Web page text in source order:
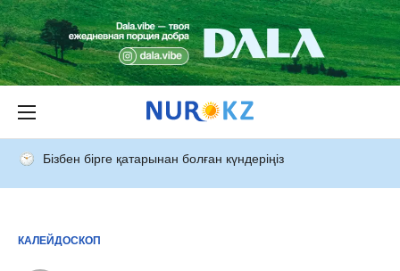
Бізбен бірге қатарынан болған күндеріңіз
КАЛЕЙДОСКОП